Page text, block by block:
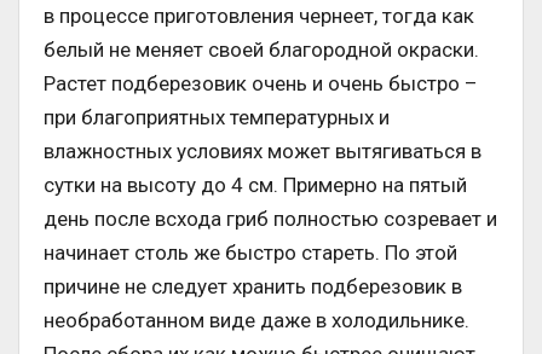
в процессе приготовления чернеет, тогда как
белый не меняет своей благородной окраски.
Растет подберезовик очень и очень быстро –
при благоприятных температурных и
влажностных условиях может вытягиваться в
сутки на высоту до 4 см. Примерно на пятый
день после всхода гриб полностью созревает и
начинает столь же быстро стареть. По этой
причине не следует хранить подберезовик в
необработанном виде даже в холодильнике.